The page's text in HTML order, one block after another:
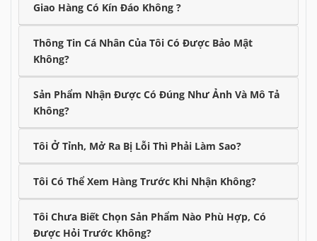
Giao Hàng Có Kín Đáo Không ?
Thông Tin Cá Nhân Của Tôi Có Được Bảo Mật
Không?
Sản Phẩm Nhận Được Có Đúng Như Ảnh Và Mô Tả
Không?
Tôi Ở Tỉnh, Mở Ra Bị Lỗi Thì Phải Làm Sao?
Tôi Có Thể Xem Hàng Trước Khi Nhận Không?
Tôi Chưa Biết Chọn Sản Phẩm Nào Phù Hợp, Có
Được Hỏi Trước Không?